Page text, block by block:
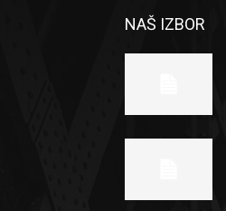
NAŠ IZBOR